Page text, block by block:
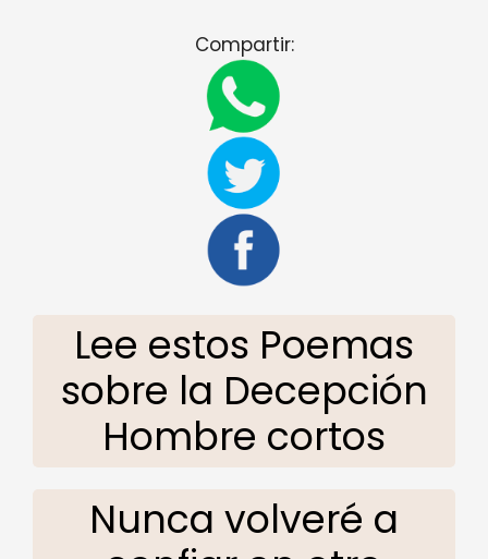
Compartir:
Lee estos Poemas
sobre la Decepción
Hombre cortos
Nunca volveré a